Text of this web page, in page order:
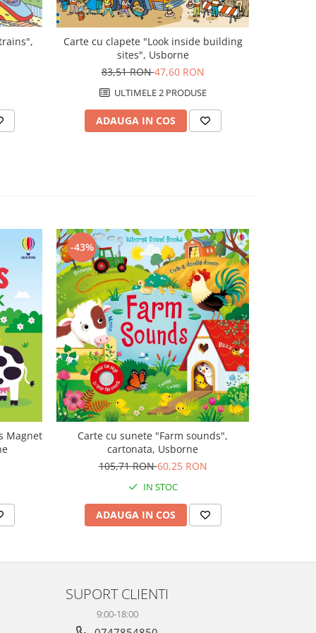
Carte cu clapete "Look inside building
sites", Usborne
83,51 RON47,60 RON
ULTIMELE 2 PRODUSE
ADAUGA IN COS
Magnet
-43%
Carte cu sunete "Farm sounds",
cartonata, Usborne
105,71 RON60,25 RON
IN STOC
ADAUGA IN COS
SUPORT CLIENTI
9:00-18:00